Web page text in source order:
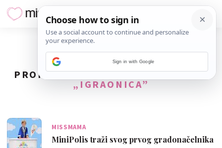
PRONAĐENO49REZULTATA ZA TAG
„IGRAONICA”
MISSMAMA
MiniPolis traži svog prvog gradonačelnika
Sign in with Google